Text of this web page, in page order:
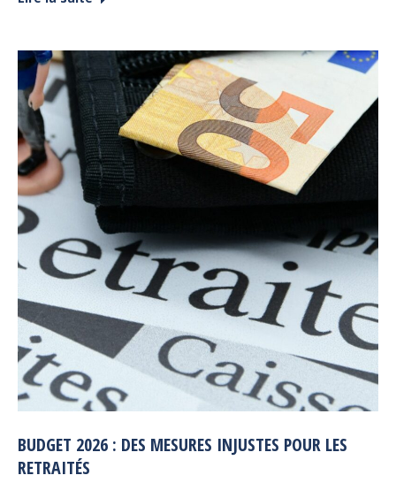
BUDGET 2026 : DES MESURES INJUSTES POUR LES
RETRAITÉS